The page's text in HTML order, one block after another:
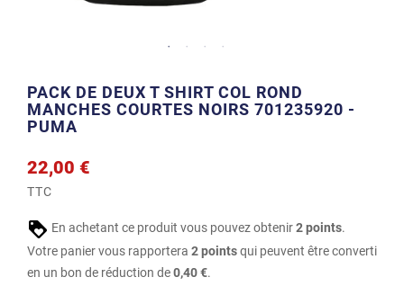
PACK DE DEUX T SHIRT COL ROND
MANCHES COURTES NOIRS 701235920 -
PUMA
22,00 €
TTC
En achetant ce produit vous pouvez obtenir2points.
Votre panier vous rapportera 2pointsqui peuvent être converti
en un bon de réduction de0,40 €.